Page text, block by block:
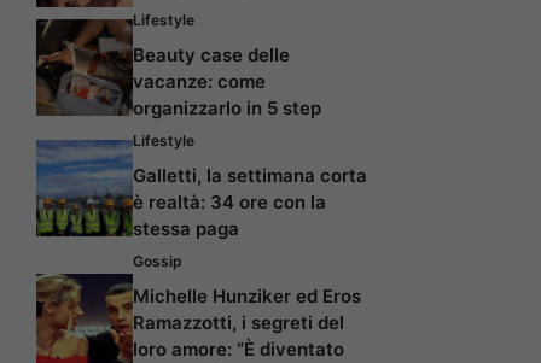
Lifestyle
Beauty case delle
vacanze: come
organizzarlo in 5 step
Lifestyle
Galletti, la settimana corta
è realtà: 34 ore con la
stessa paga
Gossip
Michelle Hunziker ed Eros
Ramazzotti, i segreti del
loro amore: “È diventato